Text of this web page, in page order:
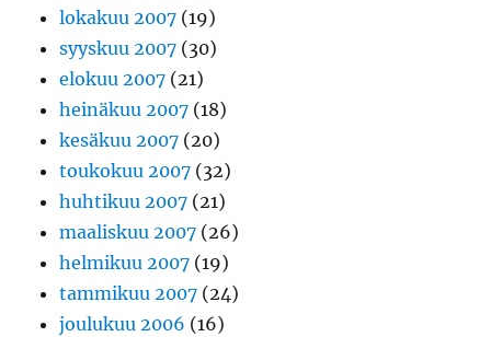
lokakuu 2007 (19)
syyskuu 2007 (30)
elokuu 2007 (21)
heinäkuu 2007 (18)
kesäkuu 2007 (20)
toukokuu 2007 (32)
huhtikuu 2007 (21)
maaliskuu 2007 (26)
helmikuu 2007 (19)
tammikuu 2007 (24)
joulukuu 2006 (16)